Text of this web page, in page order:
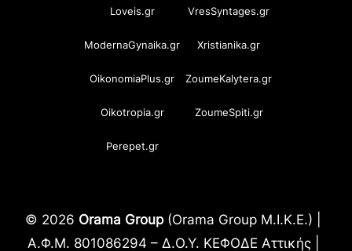
Loveis.gr VresSyntages.gr
ModernaGynaika.gr Xristianika.gr
OikonomiaPlus.gr ZoumeKalytera.gr
Oikotropia.gr ZoumeSpiti.gr
Perepet.gr
© 2026 Orama Group(Orama Group Μ.Ι.Κ.Ε.) |
Α.Φ.Μ. 801086294 – Δ.Ο.Υ. ΚΕΦΟΔΕ Αττικής |